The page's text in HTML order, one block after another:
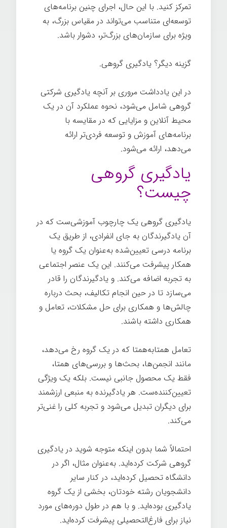
تمرکز کنید. با این حال، اجرای چنین برنامه‌های
توسعه‌ای متناسب می‌تواند در مقیاس بزرگ، به
ویژه برای سازمان‌های بزرگ‌تر، دشوار باشد.
گزینه دیگر؟ یادگیری گروهی.
در این یادداشت مروری بر آنچه یادگیری شرکتی
گروهی شامل می‌شود، نحوه عملکرد آن در یک
محیط آنلاین و مزایایی که در مقایسه با
برنامه‌های آموزش و توسعه فردی‌تر ارائه
می‌دهد، ارائه می‌شود.
یادگیری گروهی
چیست؟
یادگیری گروهی یک چارچوب آموزشی‌ست که در
آن یادگیرندگان به جای انفرادی، از طریق یک
برنامه درسی تعیین‌شده به‌عنوان یک گروه یا
همکار پیشرفت می‌کنند. این یک عنصر اجتماعی
به تجربه اضافه می‌کند. و یادگیرندگان را قادر
می‌سازد تا در حین انجام تکالیف، بحث درباره
چالش‌ها و همکاری برای حل مشکلات، تعامل و
همکاری داشته باشند.
تعامل همتابه‌همتا که در یک گروه رخ می‌دهد،
مانند انجمن‌ها، بحث‌ها و بررسی‌های همتا،
فقط یک محصول جانبی نیست. بلکه یک ویژگی
تعیین‌کننده‌ست. هر یادگیرنده به منبعی ارزشمند
برای دیگران تبدیل می‌شود و تجربه کلی را غنی‌تر
می‌کند.
احتمالاً شما بدون اینکه متوجه شوید در یادگیری
گروهی شرکت کرده‌اید. به‌عنوان مثال، اگر در
دانشگاه تحصیل کرده‌اید، در کنار سایر
دانشجویان رشته خودتان، بخشی از یک گروه
یادگیری بوده‌اید. و با هم در طول دوره‌های مورد
نیاز برای فارغ‌التحصیلی پیشرفت کرده‌اید.